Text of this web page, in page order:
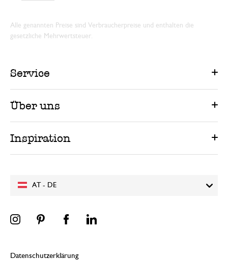
AT - DE
Alle genannten Preise sind Verbraucherpreise und enthalten die
gesetzliche Mehrwertsteuer.
Service
Über uns
Inspiration
Datenschutzerklärung